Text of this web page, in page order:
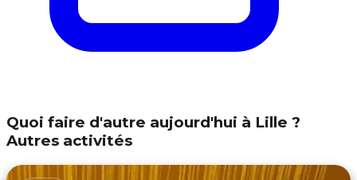
Quoi faire d'autre aujourd'hui à Lille ?
Autres activités